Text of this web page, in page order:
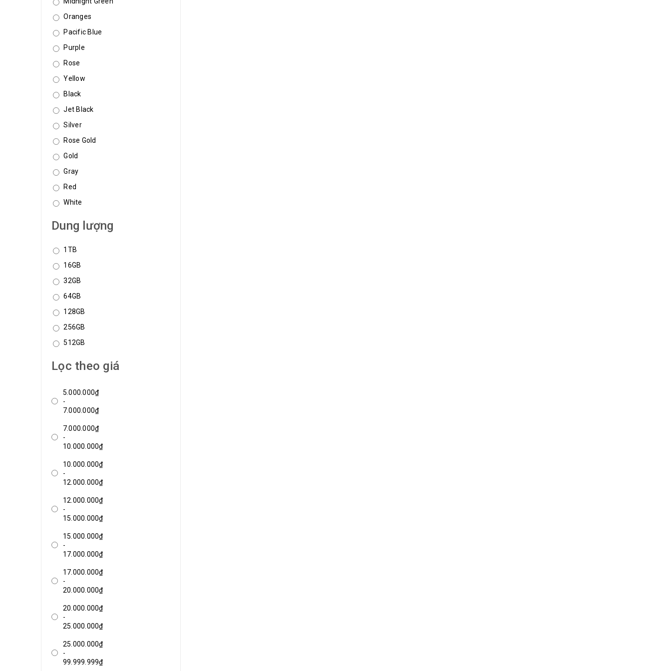
Oranges
Pacific Blue
Purple
Rose
Yellow
Black
Jet Black
Silver
Rose Gold
Gold
Gray
Red
White
Dung lượng
1TB
16GB
32GB
64GB
128GB
256GB
512GB
Lọc theo giá
5.000.000₫
-
7.000.000₫
7.000.000₫
-
10.000.000₫
10.000.000₫
-
12.000.000₫
12.000.000₫
-
15.000.000₫
15.000.000₫
-
17.000.000₫
17.000.000₫
-
20.000.000₫
20.000.000₫
-
25.000.000₫
25.000.000₫
-
99.999.999₫